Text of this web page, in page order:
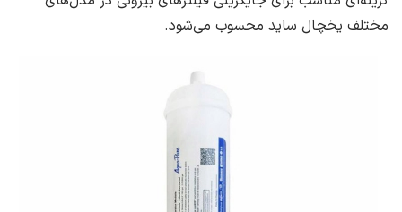
مختلف یخچال ساید محسوب می‌شود.